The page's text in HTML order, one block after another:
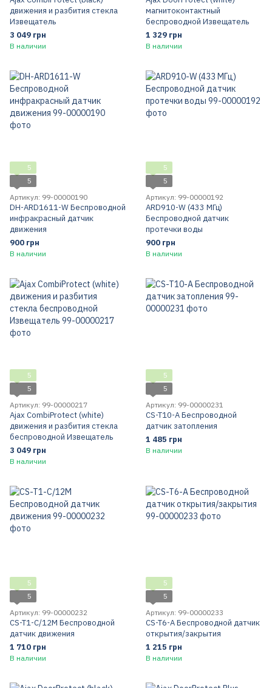
движения и разбития стекла
Извещатель
3 049 грн
В наличии
магнитоконтактный
беспроводной Извещатель
1 329 грн
В наличии
5
5
Артикул: 99-00000190
DH-ARD1611-W Беспроводной
инфракрасный датчик
движения
900 грн
В наличии
5
5
Артикул: 99-00000192
ARD910-W (433 МГц)
Беспроводной датчик
протечки воды
900 грн
В наличии
5
5
Артикул: 99-00000217
Ajax CombiProtect (white)
движения и разбития стекла
беспроводной Извещатель
3 049 грн
В наличии
5
5
Артикул: 99-00000231
CS-T10-A Беспроводной
датчик затопления
1 485 грн
В наличии
5
5
Артикул: 99-00000232
CS-T1-C/12M Беспроводной
датчик движения
1 710 грн
В наличии
5
5
Артикул: 99-00000233
CS-T6-A Беспроводной датчик
открытия/закрытия
1 215 грн
В наличии